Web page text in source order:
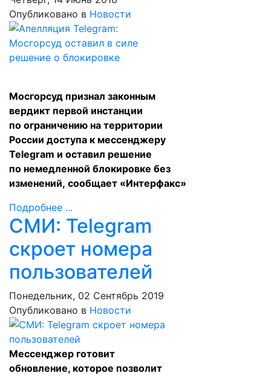
Опубликовано в Новости
Мосгорсуд признал законным
вердикт первой инстанции
по ограничению на территории
России доступа к мессенджеру
Telegram и оставил решение
по немедленной блокировке без
изменений, сообщает «Интерфакс»
Подробнее ...
СМИ: Telegram
скроет номера
пользователей
Понедельник, 02 Сентябрь 2019
Опубликовано в Новости
Мессенджер готовит
обновление, которое позволит